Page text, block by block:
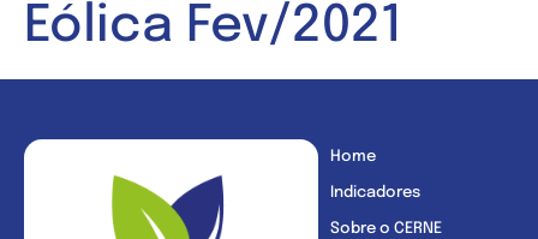
Eólica Fev/2021
Home
Indicadores
Sobre o CERNE